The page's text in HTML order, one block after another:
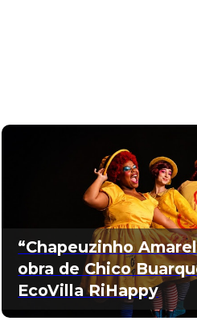
“Chapeuzinho
obra de Chico
EcoVilla RiHappy